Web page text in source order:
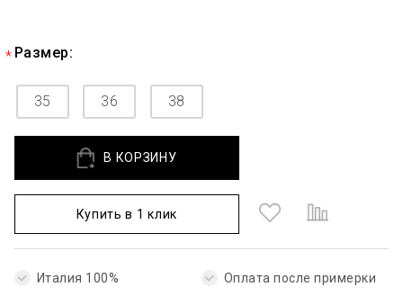
Размер:
35 36 38
В КОРЗИНУ
Купить в 1 клик
Италия 100% Оплата после примерки